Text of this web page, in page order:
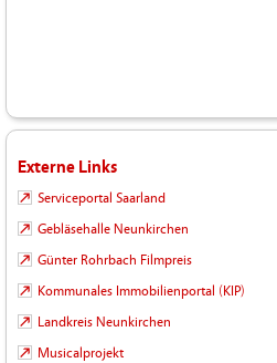
Externe Links
Serviceportal Saarland
Gebläsehalle Neunkirchen
Günter Rohrbach Filmpreis
Kommunales Immobilienportal (KIP)
Landkreis Neunkirchen
Musicalprojekt